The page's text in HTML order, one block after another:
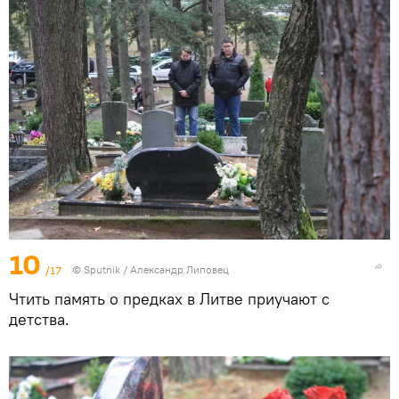
10 /17 © Sputnik / Александр Липовец
Чтить память о предках в Литве приучают с
детства.